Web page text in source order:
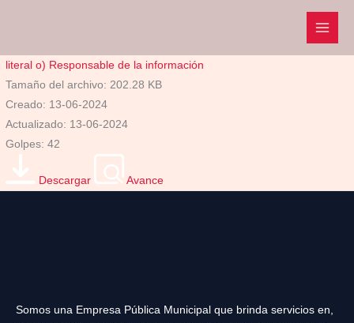
literal o) Responsable de la información
Tamaño del archivo: 202.28 KB
Creado: 13-06-2024
Actualizado: 13-06-2024
Golpes: 42
Descargar Avance
Somos una Empresa Pública Municipal que brinda servicios en,